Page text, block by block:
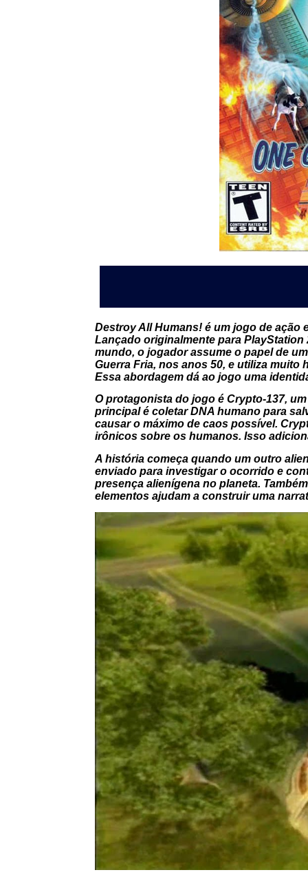
Destroy All Humans!é um jogo de ação
Lançado originalmente para PlayStation
mundo, o jogador assume o papel de
Guerra Fria, nos anos 50, e utiliza
Essa abordagem dá ao jogo uma
O protagonista do jogo é Crypto-137,
principal é coletar DNA humano para
causar o máximo de caos possível.
irônicos sobre os humanos. Isso
A história começa quando um outro
enviado para investigar o ocorrido e
presença alienígena no planeta.
elementos ajudam a construir uma